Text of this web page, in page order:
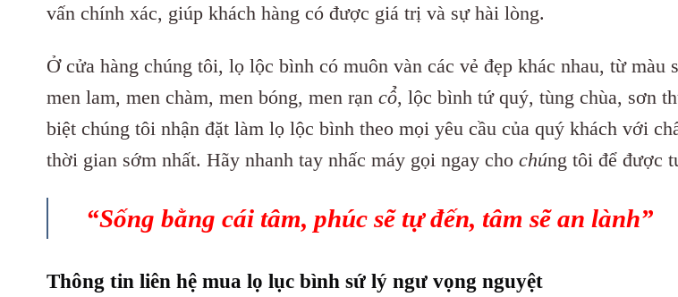
vấn chính xác, giúp khách hàng có được giá trị và sự hài lòng.
Ở cửa hàng chúng tôi, lọ lộc bình có muôn vàn các vẻ đẹp khác nhau, từ màu
men lam, men chàm, men bóng, men rạn cổ, lộc bình tứ quý, tùng chùa, sơn
biệt chúng tôi nhận đặt làm lọ lộc bình theo mọi yêu cầu của quý khách với
thời gian sớm nhất. Hãy nhanh tay nhấc máy gọi ngay cho chúng tôi để được
“Sống bằng cái tâm, phúc sẽ tự đến, tâm sẽ an lành”
Thông tin liên hệ mua lọ lục bình sứ lý ngư vọng nguyệt